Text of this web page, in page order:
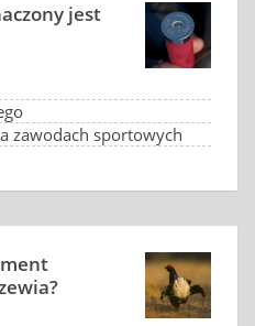
jest
zawodach sportowych